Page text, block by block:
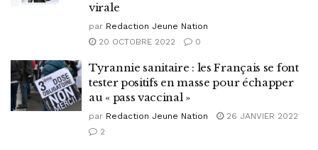
virale
par Redaction Jeune Nation
20 OCTOBRE 2022
0
Tyrannie sanitaire : les Français se font
tester positifs en masse pour échapper
au « pass vaccinal »
par Redaction Jeune Nation
26 JANVIER 2022
2